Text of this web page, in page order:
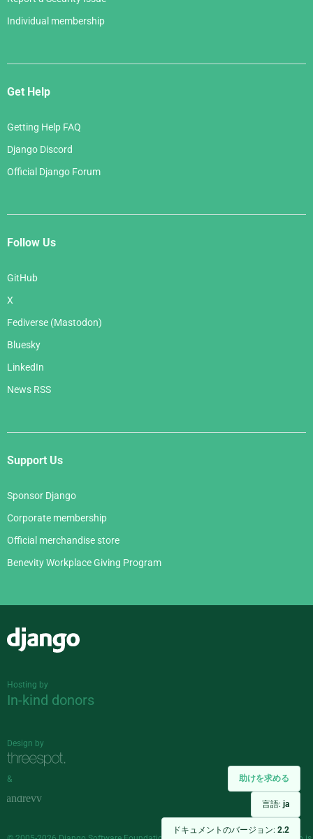
助けを求める
言語: ja
ドキュメントのバージョン: 2.2
Individual membership
Get Help
Getting Help FAQ
Django Discord
Official Django Forum
Follow Us
GitHub
X
Fediverse (Mastodon)
Bluesky
LinkedIn
News RSS
Support Us
Sponsor Django
Corporate membership
Official merchandise store
Benevity Workplace Giving Program
Hosting by
In-kind donors
Design by
&